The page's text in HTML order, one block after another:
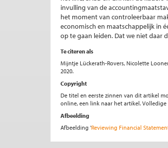
invulling van de
het moment van controleerbaar
economisch en maatschappelijk in
op te gaan leiden. Dat we niet daar
Te citeren als
Mijntje Lückerath-Rovers, Nicolette
2020.
Copyright
De titel en eerste zinnen van dit artikel
online, een link naar het artikel.
Afbeelding
Afbeelding 'Reviewing Financial